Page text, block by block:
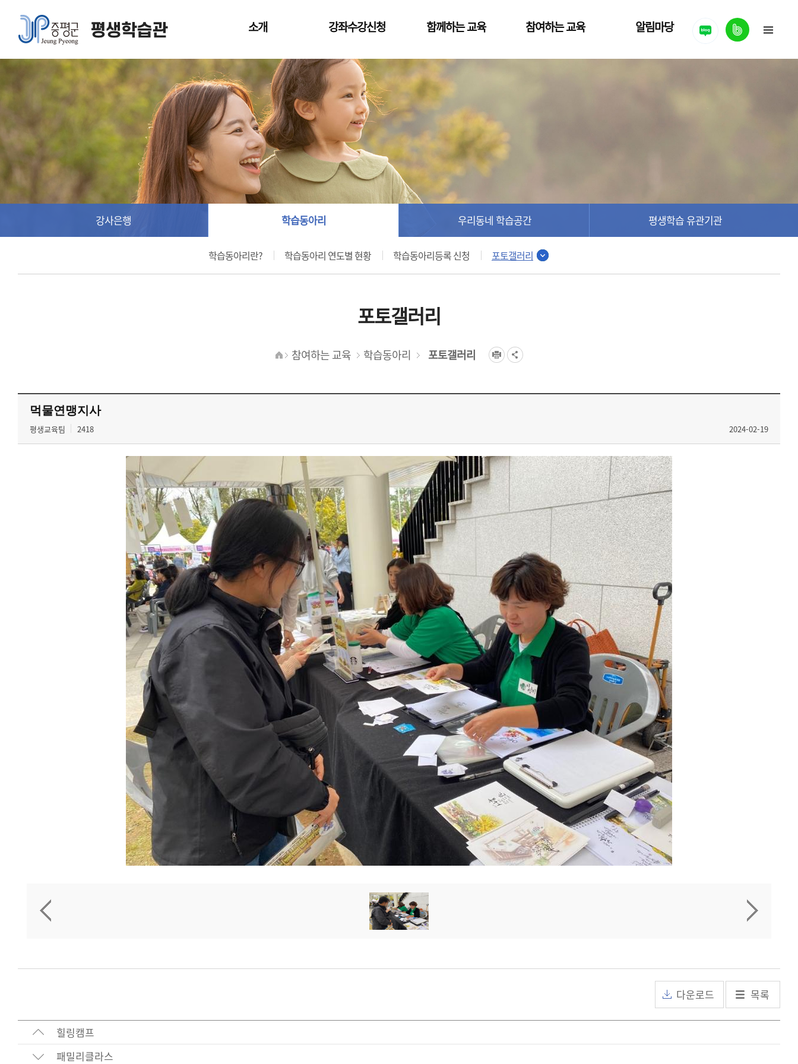
평생학습관 밴드
소개
인사말
평생학습도시
선언문
비전과 목표
조례
연혁
평생학습협의회 및
실무협의회
강좌수강신청
정규 프로그램
특성화 프로그램
찾아가는 교육문화
사이버평생교육
신청조회/취소/
수료증발급
함께하는 교육
성인 문해교육
성인 검정고시
장애인 평생교육
참여하는 교육 알림마당
강사은행 학습동아리
학습동아리란? 학습동아리 연도별 현황 학습동아리등록 신청 포토갤러리
우리동네 학습공간 평생학습 유관기관
포토갤러리
참여하는 교육 학습동아리 포토갤러리
먹물연맹지사
평생교육팀 2418 2024-02-19
다운로드 목록
힐링캠프
패밀리클라스